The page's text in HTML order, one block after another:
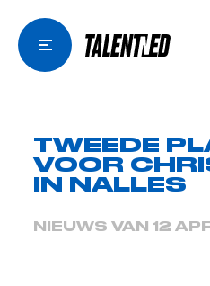
TWEEDE
VOOR
IN NALLES
NIEUWS VAN 12